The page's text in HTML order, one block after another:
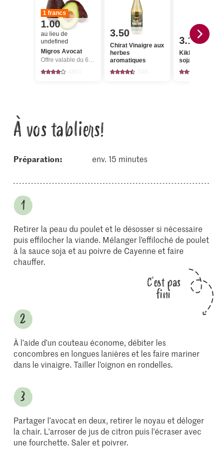
1 francs
1.00
au lieu de
undefined
Migros Avocat
Offre valable du 6.8 au 12.8.2026, jusqu’à épuisement du stock.
3.50
Chirat Vinaigre aux
herbes
aromatiques
3.15
Kikkoman
soja
À vos tabliers!
Préparation: env. 15 minutes
Retirer la peau du poulet et le désosser si nécessaire
puis effilocher la viande. Mélanger l’effiloché de poulet
à la sauce soja et au poivre de Cayenne et faire
chauffer.
C'est pas
fini
À l’aide d’un couteau économe, débiter les
concombres en longues lanières et les faire mariner
dans le vinaigre. Tailler l’oignon en rondelles.
Partager l’avocat en deux, retirer le noyau et déloger
la chair. L'arroser de jus de citron puis l'écraser avec
une fourchette. Saler et poivrer.